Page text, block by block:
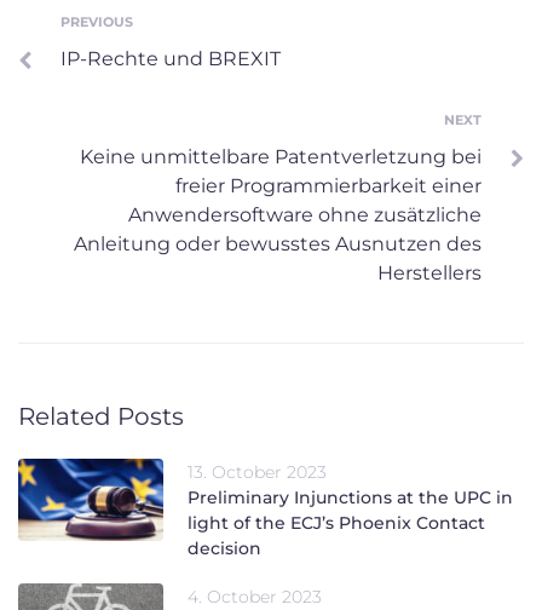
Post
navigation
Previous
PREVIOUS
IP-Rechte und BREXIT
NEXT
Keine unmittelbare Patentverletzung bei
freier Programmierbarkeit einer
Anwendersoftware ohne zusätzliche
Anleitung oder bewusstes Ausnutzen des
Herstellers
Related Posts
13. October 2023
Preliminary Injunctions at the UPC in
light of the ECJ’s Phoenix Contact
decision
4. October 2023